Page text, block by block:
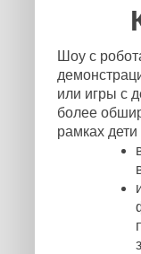
Шоу с
или игры с
более
рамках дети